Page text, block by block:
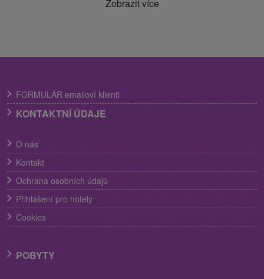
Zobrazit více
FORMULÁR emailoví klienti
KONTAKTNÍ ÚDAJE
O nás
Kontakt
Ochrana osobních údajů
Přihlášení pro hotely
Cookies
POBYTY